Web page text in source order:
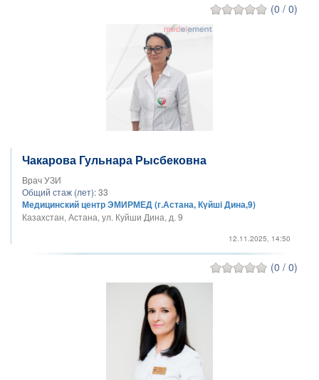
(0 / 0)
Чакарова Гульнара Рысбековна
Врач УЗИ
Общий стаж (лет):33
Медицинский центр ЭМИРМЕД (г.Астана, Күйші Дина,9)
Казахстан, Астана, ул. Куйши Дина, д. 9
12.11.2025, 14:50
(0 / 0)